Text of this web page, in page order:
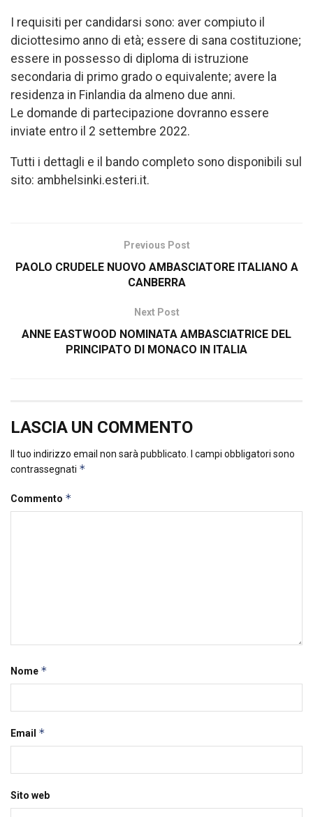
I requisiti per candidarsi sono: aver compiuto il
diciottesimo anno di età; essere di sana costituzione;
essere in possesso di diploma di istruzione
secondaria di primo grado o equivalente; avere la
residenza in Finlandia da almeno due anni.
Le domande di partecipazione dovranno essere
inviate entro il 2 settembre 2022.
Tutti i dettagli e il bando completo sono disponibili sul
sito: ambhelsinki.esteri.it.
Previous Post
PAOLO CRUDELE NUOVO AMBASCIATORE ITALIANO A
CANBERRA
Next Post
ANNE EASTWOOD NOMINATA AMBASCIATRICE DEL
PRINCIPATO DI MONACO IN ITALIA
LASCIA UN COMMENTO
Il tuo indirizzo email non sarà pubblicato. I campi obbligatori sono
contrassegnati *
Commento *
Nome *
Email *
Sito web